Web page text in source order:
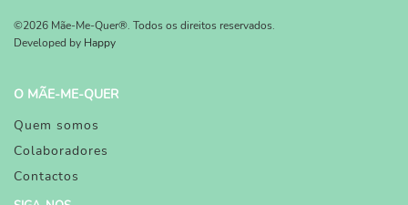
©2026 Mãe-Me-Quer®. Todos os direitos reservados.
Developed by Happy
O MÃE-ME-QUER
Quem somos
Colaboradores
Contactos